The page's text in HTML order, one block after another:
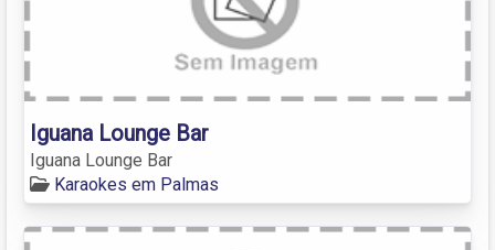
Iguana Lounge Bar
Iguana Lounge Bar
Karaokes em Palmas